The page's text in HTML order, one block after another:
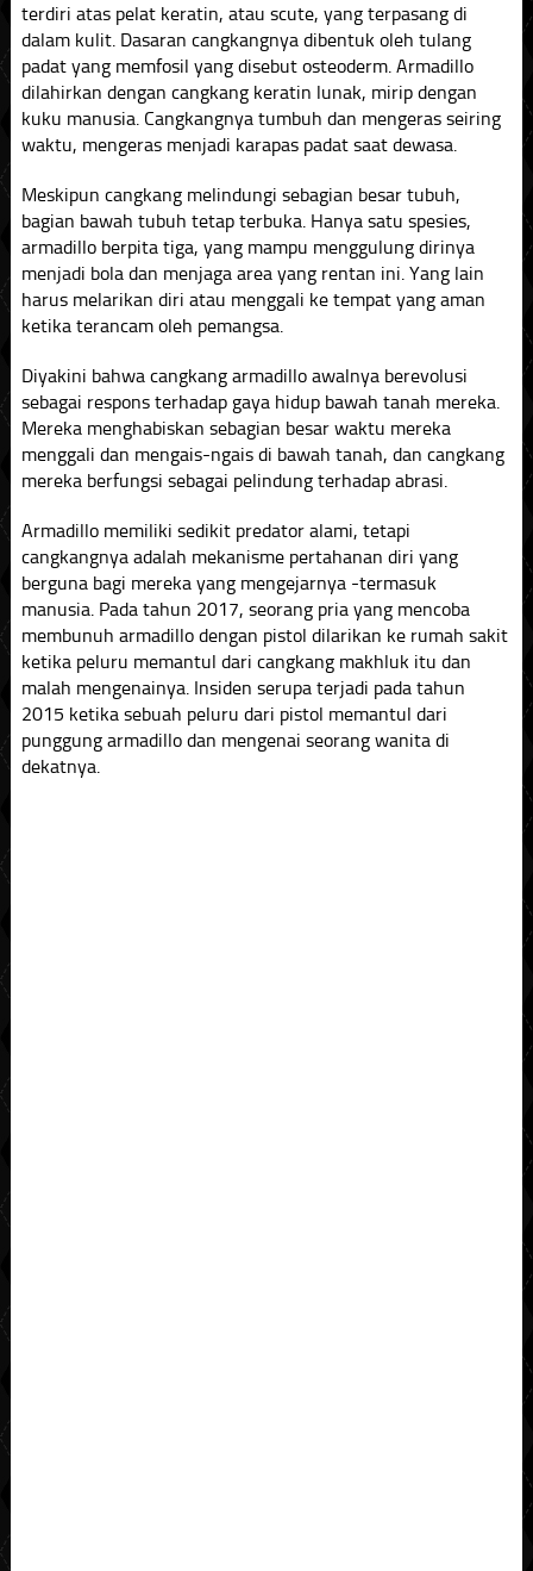
terdiri atas pelat keratin, atau scute, yang terpasang di
dalam kulit. Dasaran cangkangnya dibentuk oleh tulang
padat yang memfosil yang disebut osteoderm. Armadillo
dilahirkan dengan cangkang keratin lunak, mirip dengan
kuku manusia. Cangkangnya tumbuh dan mengeras seiring
waktu, mengeras menjadi karapas padat saat dewasa.
Meskipun cangkang melindungi sebagian besar tubuh,
bagian bawah tubuh tetap terbuka. Hanya satu spesies,
armadillo berpita tiga, yang mampu menggulung dirinya
menjadi bola dan menjaga area yang rentan ini. Yang lain
harus melarikan diri atau menggali ke tempat yang aman
ketika terancam oleh pemangsa.
Diyakini bahwa cangkang armadillo awalnya berevolusi
sebagai respons terhadap gaya hidup bawah tanah mereka.
Mereka menghabiskan sebagian besar waktu mereka
menggali dan mengais-ngais di bawah tanah, dan cangkang
mereka berfungsi sebagai pelindung terhadap abrasi.
Armadillo memiliki sedikit predator alami, tetapi
cangkangnya adalah mekanisme pertahanan diri yang
berguna bagi mereka yang mengejarnya -termasuk
manusia. Pada tahun 2017, seorang pria yang mencoba
membunuh armadillo dengan pistol dilarikan ke rumah sakit
ketika peluru memantul dari cangkang makhluk itu dan
malah mengenainya. Insiden serupa terjadi pada tahun
2015 ketika sebuah peluru dari pistol memantul dari
punggung armadillo dan mengenai seorang wanita di
dekatnya.